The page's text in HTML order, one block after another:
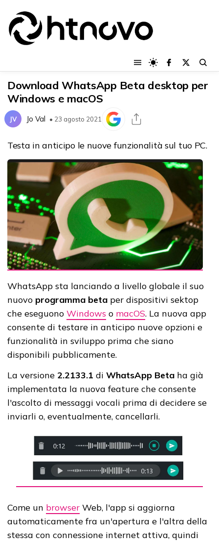
Download WhatsApp Beta desktop per
Windows e macOS
JV Jo Val • 23 agosto 2021
Testa in anticipo le nuove funzionalità sul tuo PC.
WhatsApp sta lanciando a livello globale il suo
nuovo programma beta per dispositivi sektop
che eseguono Windows o macOS. La nuova app
consente di testare in anticipo nuove opzioni e
funzionalità in sviluppo prima che siano
disponibili pubblicamente.
La versione 2.2133.1 di WhatsApp Beta ha già
implementata la nuova feature che consente
l'ascolto di messaggi vocali prima di decidere se
inviarli o, eventualmente, cancellarli.
Come un browser Web, l'app si aggiorna
automaticamente fra un'apertura e l'altra della
stessa con connessione internet attiva, quindi